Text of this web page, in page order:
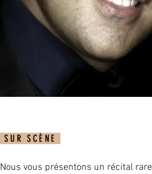
SUR SCÈNE
Nous vous présentons un récital